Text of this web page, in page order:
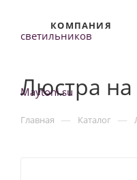
КОМПАНИЯ
Люстра на
Главная — Каталог —